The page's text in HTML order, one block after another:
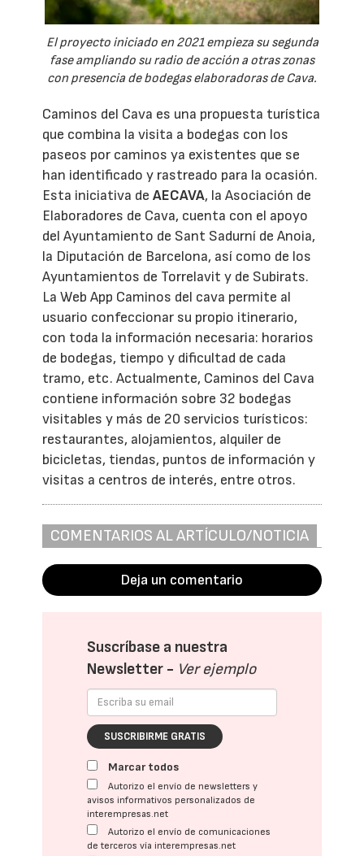
El proyecto iniciado en 2021 empieza su segunda
fase ampliando su radio de acción a otras zonas
con presencia de bodegas elaboradoras de Cava.
Caminos del Cava es una propuesta turística
que combina la visita a bodegas con los
paseos por caminos ya existentes que se
han identificado y rastreado para la ocasión.
Esta iniciativa deAECAVA, la Asociación de
Elaboradores de Cava, cuenta con el apoyo
del Ayuntamiento de Sant Sadurní de Anoia,
la Diputación de Barcelona, así como de los
Ayuntamientos de Torrelavit y de Subirats.
La Web App Caminos del cava permite al
usuario confeccionar su propio itinerario,
con toda la información necesaria: horarios
de bodegas, tiempo y dificultad de cada
tramo, etc. Actualmente, Caminos del Cava
contiene información sobre 32 bodegas
visitables y más de 20 servicios turísticos:
restaurantes, alojamientos, alquiler de
bicicletas, tiendas, puntos de información y
visitas a centros de interés, entre otros.
COMENTARIOS AL ARTÍCULO/NOTICIA
Deja un comentario
Suscríbase a nuestra
Newsletter - Ver ejemplo
SUSCRIBIRME GRATIS
Marcar todos
Autorizo el envío de newsletters y
avisos informativos personalizados de
interempresas.net
Autorizo el envío de comunicaciones
de terceros vía interempresas.net